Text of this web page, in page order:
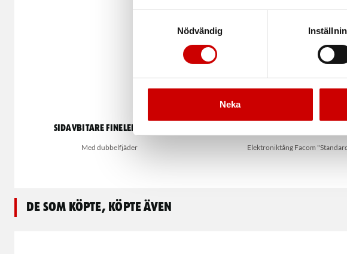
Nödvändig
Neka
Sidavbitare finelektronik
Med dubbelfjäder Elektroniktång Facom
De som köpte, köpte även